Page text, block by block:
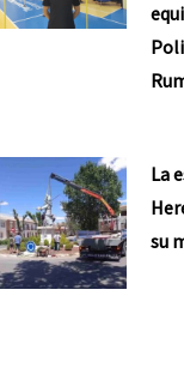
La
su